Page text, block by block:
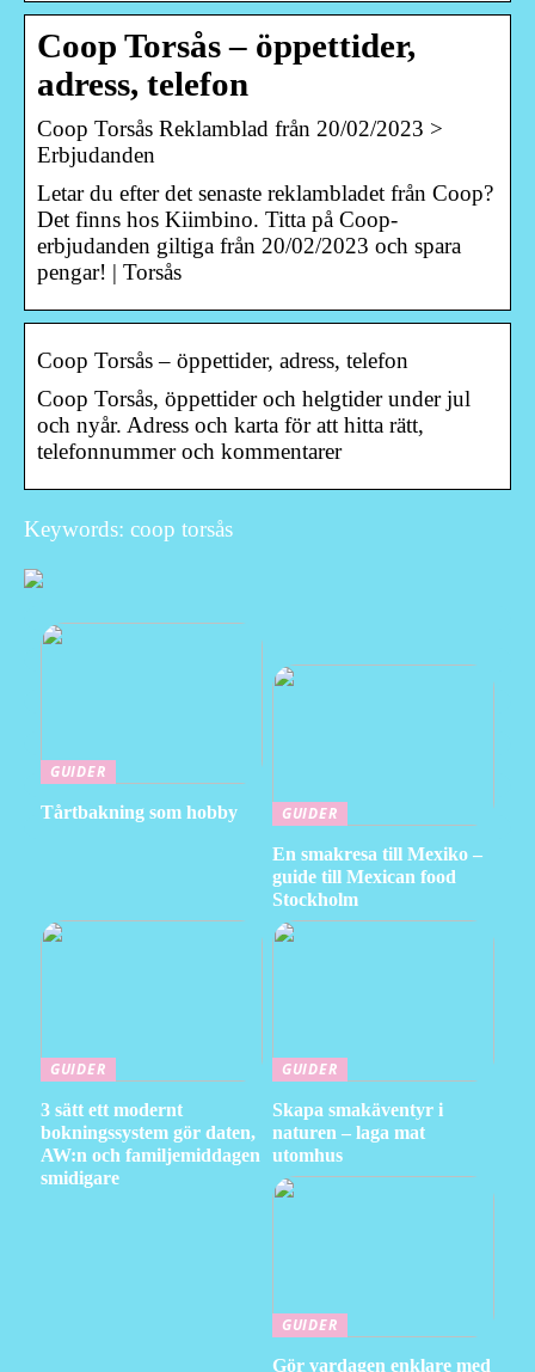
Coop Torsås – öppettider,
adress, telefon
Coop Torsås Reklamblad från 20/02/2023 >
Erbjudanden
Letar du efter det senaste reklambladet från Coop?
Det finns hos Kiimbino. Titta på Coop-
erbjudanden giltiga från 20/02/2023 och spara
pengar! | Torsås
Coop Torsås – öppettider, adress, telefon
Coop Torsås, öppettider och helgtider under jul
och nyår. Adress och karta för att hitta rätt,
telefonnummer och kommentarer
Keywords: coop torsås
GUIDER
Tårtbakning som hobby GUIDER
En smakresa till Mexiko –
guide till Mexican food
Stockholm
GUIDER
3 sätt ett modernt
bokningssystem gör daten,
AW:n och familjemiddagen
smidigare
GUIDER
Skapa smakäventyr i
naturen – laga mat
utomhus
GUIDER
Gör vardagen enklare med